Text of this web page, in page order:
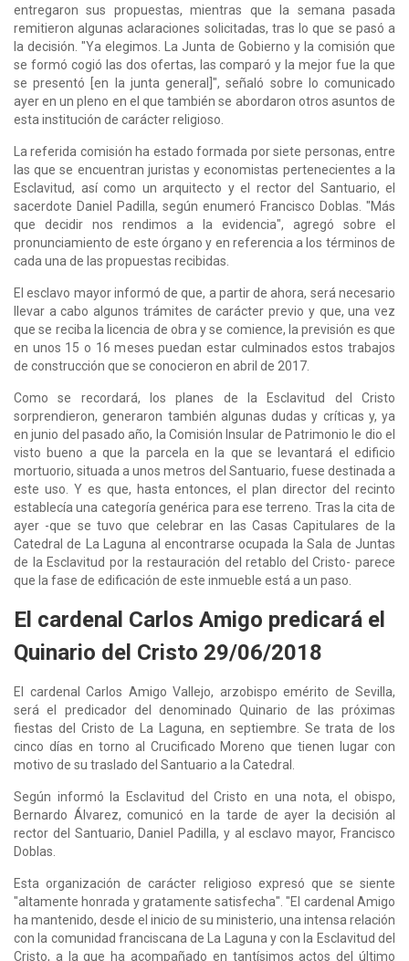
entregaron sus propuestas, mientras que la semana pasada
remitieron algunas aclaraciones solicitadas, tras lo que se pasó a
la decisión. "Ya elegimos. La Junta de Gobierno y la comisión que
se formó cogió las dos ofertas, las comparó y la mejor fue la que
se presentó [en la junta general]", señaló sobre lo comunicado
ayer en un pleno en el que también se abordaron otros asuntos de
esta institución de carácter religioso.
La referida comisión ha estado formada por siete personas, entre
las que se encuentran juristas y economistas pertenecientes a la
Esclavitud, así como un arquitecto y el rector del Santuario, el
sacerdote Daniel Padilla, según enumeró Francisco Doblas. "Más
que decidir nos rendimos a la evidencia", agregó sobre el
pronunciamiento de este órgano y en referencia a los términos de
cada una de las propuestas recibidas.
El esclavo mayor informó de que, a partir de ahora, será necesario
llevar a cabo algunos trámites de carácter previo y que, una vez
que se reciba la licencia de obra y se comience, la previsión es que
en unos 15 o 16 meses puedan estar culminados estos trabajos
de construcción que se conocieron en abril de 2017.
Como se recordará, los planes de la Esclavitud del Cristo
sorprendieron, generaron también algunas dudas y críticas y, ya
en junio del pasado año, la Comisión Insular de Patrimonio le dio el
visto bueno a que la parcela en la que se levantará el edificio
mortuorio, situada a unos metros del Santuario, fuese destinada a
este uso. Y es que, hasta entonces, el plan director del recinto
establecía una categoría genérica para ese terreno. Tras la cita de
ayer -que se tuvo que celebrar en las Casas Capitulares de la
Catedral de La Laguna al encontrarse ocupada la Sala de Juntas
de la Esclavitud por la restauración del retablo del Cristo- parece
que la fase de edificación de este inmueble está a un paso.
El cardenal Carlos Amigo predicará el
Quinario del Cristo 29/06/2018
El cardenal Carlos Amigo Vallejo, arzobispo emérito de Sevilla,
será el predicador del denominado Quinario de las próximas
fiestas del Cristo de La Laguna, en septiembre. Se trata de los
cinco días en torno al Crucificado Moreno que tienen lugar con
motivo de su traslado del Santuario a la Catedral.
Según informó la Esclavitud del Cristo en una nota, el obispo,
Bernardo Álvarez, comunicó en la tarde de ayer la decisión al
rector del Santuario, Daniel Padilla, y al esclavo mayor, Francisco
Doblas.
Esta organización de carácter religioso expresó que se siente
"altamente honrada y gratamente satisfecha". "El cardenal Amigo
ha mantenido, desde el inicio de su ministerio, una intensa relación
con la comunidad franciscana de La Laguna y con la Esclavitud del
Cristo, a la que ha acompañado en tantísimos actos del último